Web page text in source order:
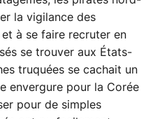
la vigilance des
à se faire recruter en
se trouver aux États-
truquées se cachait un
envergure pour la Corée
pour de simples